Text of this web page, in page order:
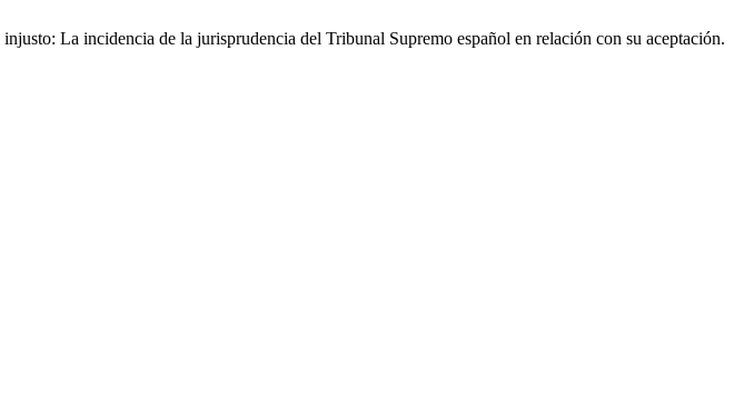
La incidencia de la jurisprudencia del Tribunal Supremo español en relación con su aceptación.